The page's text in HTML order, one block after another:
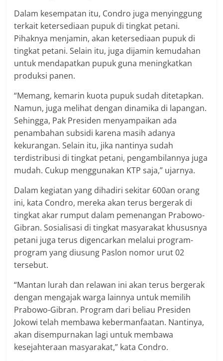
Dalam kesempatan itu, Condro juga menyinggung
terkait ketersediaan pupuk di tingkat petani.
Pihaknya menjamin, akan ketersediaan pupuk di
tingkat petani. Selain itu, juga dijamin kemudahan
untuk mendapatkan pupuk guna meningkatkan
produksi panen.
“Memang, kemarin kuota pupuk sudah ditetapkan.
Namun, juga melihat dengan dinamika di lapangan.
Sehingga, Pak Presiden menyampaikan ada
penambahan subsidi karena masih adanya
kekurangan. Selain itu, jika nantinya sudah
terdistribusi di tingkat petani, pengambilannya juga
mudah. Cukup menggunakan KTP saja,” ujarnya.
Dalam kegiatan yang dihadiri sekitar 600an orang
ini, kata Condro, mereka akan terus bergerak di
tingkat akar rumput dalam pemenangan Prabowo-
Gibran. Sosialisasi di tingkat masyarakat khususnya
petani juga terus digencarkan melalui program-
program yang diusung Paslon nomor urut 02
tersebut.
“Mantan lurah dan relawan ini akan terus bergerak
dengan mengajak warga lainnya untuk memilih
Prabowo-Gibran. Program dari beliau Presiden
Jokowi telah membawa kebermanfaatan. Nantinya,
akan disempurnakan lagi untuk membawa
kesejahteraan masyarakat,” kata Condro.